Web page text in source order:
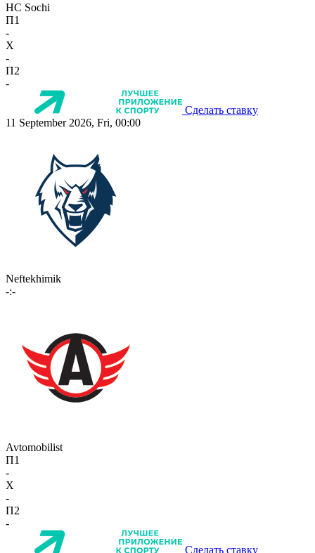
HC Sochi
П1
-
X
-
П2
-
Сделать ставку
11 September 2026, Fri, 00:00
Neftekhimik
-:-
Avtomobilist
П1
-
X
-
П2
-
Сделать ставку